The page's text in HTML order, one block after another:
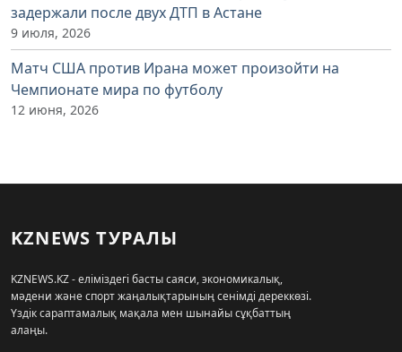
задержали после двух ДТП в Астане
9 июля, 2026
Матч США против Ирана может произойти на
Чемпионате мира по футболу
12 июня, 2026
KZNEWS ТУРАЛЫ
KZNEWS.KZ - еліміздегі басты саяси, экономикалық,
мәдени және спорт жаңалықтарының сенімді дереккөзі.
Үздік сараптамалық мақала мен шынайы сұқбаттың
алаңы.